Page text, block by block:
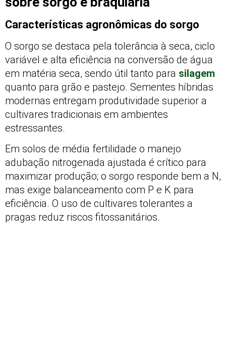
Características agronômicas do sorgo
O sorgo se destaca pela tolerância à seca, ciclo
variável e alta eficiência na conversão de água
em matéria seca, sendo útil tanto para silagem
quanto para grão e pastejo. Sementes híbridas
modernas entregam produtividade superior a
cultivares tradicionais em ambientes
estressantes.
Em solos de média fertilidade o manejo
adubação nitrogenada ajustada é crítico para
maximizar produção; o sorgo responde bem a N,
mas exige balanceamento com P e K para
eficiência. O uso de cultivares tolerantes a
pragas reduz riscos fitossanitários.